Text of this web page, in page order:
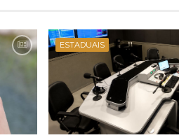
ESTADUAIS